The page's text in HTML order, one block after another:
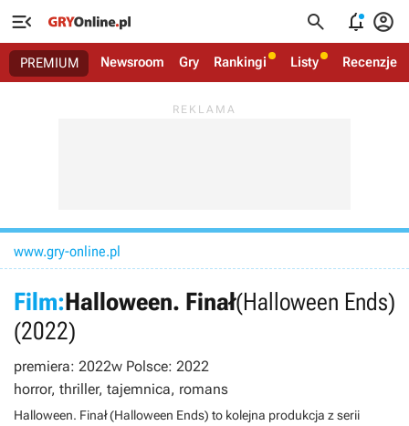
   
PREMIUM Newsroom Gry Rankingi Listy Recenzje
www.gry-online.pl
Film:Halloween. Finał(Halloween Ends)
(2022)
premiera: 2022w Polsce: 2022
horror, thriller, tajemnica, romans
Halloween. Finał (Halloween Ends) to kolejna produkcja z serii